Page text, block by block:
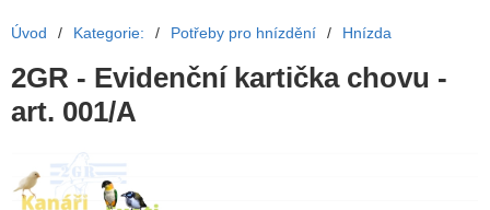
Úvod / Kategorie: / Potřeby pro hnízdění / Hnízda
2GR - Evidenční kartička chovu -
art. 001/A